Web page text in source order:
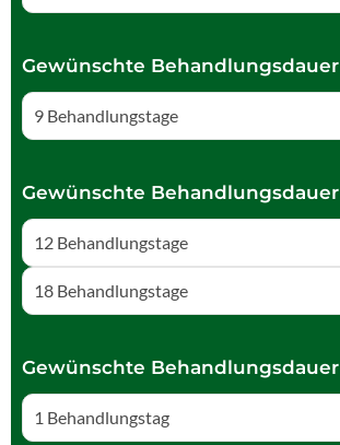
Gewünschte Behandlungsdauer
9 Behandlungstage
Gewünschte Behandlungsdauer
12 Behandlungstage
18 Behandlungstage
Gewünschte Behandlungsdauer
1 Behandlungstag